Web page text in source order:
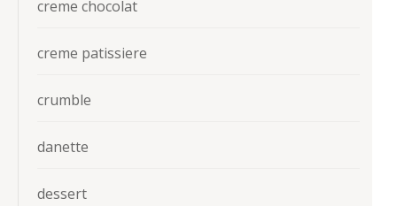
creme chocolat
creme patissiere
crumble
danette
dessert